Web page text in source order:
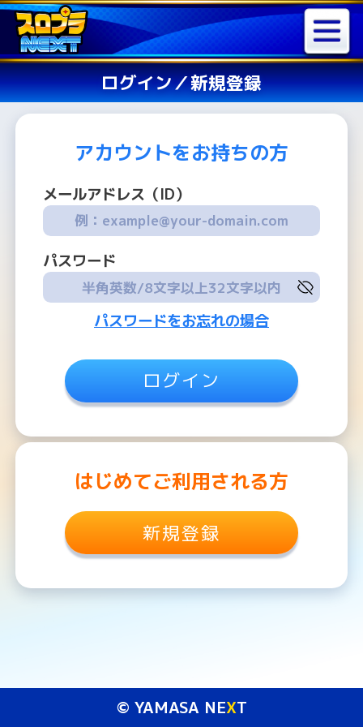
ログイン／新規登録
アカウントをお持ちの方
メールアドレス（ID）
パスワード
パスワードをお忘れの場合
ログイン
はじめてご利用される方
新規登録
© YAMASA NEXT